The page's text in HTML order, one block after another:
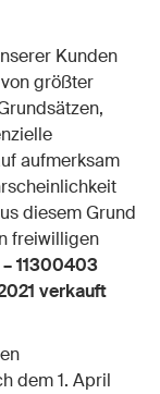
Kunden
größter
aufmerksam
diesem Grund
freiwilligen
11300403
verkauft
dem 1. April